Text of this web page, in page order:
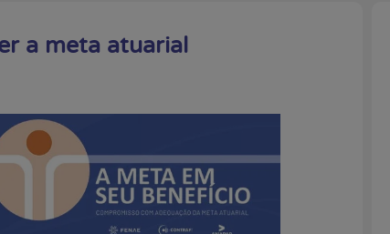
a meta atuarial